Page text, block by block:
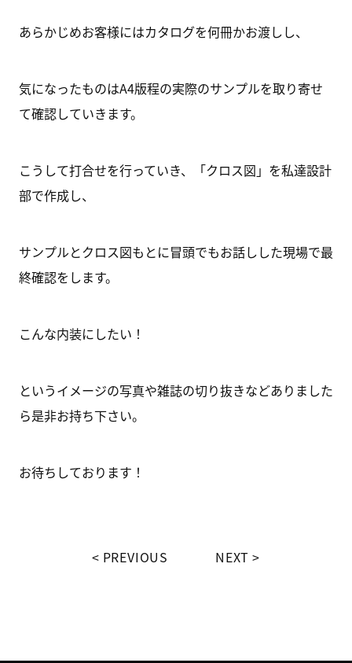
あらかじめお客様にはカタログを何冊かお渡しし、
気になったものはA4版程の実際のサンプルを取り寄せ
て確認していきます。
こうして打合せを行っていき、「クロス図」を私達設計
部で作成し、
サンプルとクロス図もとに冒頭でもお話しした現場で最
終確認をします。
こんな内装にしたい！
というイメージの写真や雑誌の切り抜きなどありました
ら是非お持ち下さい。
お待ちしております！
PREVIOUS NEXT